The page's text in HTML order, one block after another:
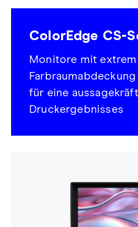
ColorEdge CS-
Monitore mit
für eine
Druckergebnisses